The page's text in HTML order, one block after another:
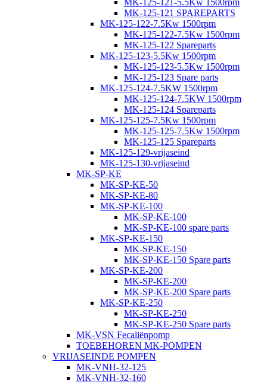
MK-125-121-5.5Kw 1500rpm
MK-125-121 SPAREPARTS
MK-125-122-7.5Kw 1500rpm
MK-125-122-7.5Kw 1500rpm
MK-125-122 Spareparts
MK-125-123-5.5Kw 1500rpm
MK-125-123-5.5Kw 1500rpm
MK-125-123 Spare parts
MK-125-124-7.5KW 1500rpm
MK-125-124-7.5KW 1500rpm
MK-125-124 Spareparts
MK-125-125-7.5Kw 1500rpm
MK-125-125-7.5Kw 1500rpm
MK-125-125 Spareparts
MK-125-129-vrijaseind
MK-125-130-vrijaseind
MK-SP-KE
MK-SP-KE-50
MK-SP-KE-80
MK-SP-KE-100
MK-SP-KE-100
MK-SP-KE-100 spare parts
MK-SP-KE-150
MK-SP-KE-150
MK-SP-KE-150 Spare parts
MK-SP-KE-200
MK-SP-KE-200
MK-SP-KE-200 Spare parts
MK-SP-KE-250
MK-SP-KE-250
MK-SP-KE-250 Spare parts
MK-VSN Fecaliënpomp
TOEBEHOREN MK-POMPEN
VRIJASEINDE POMPEN
MK-VNH-32-125
MK-VNH-32-160